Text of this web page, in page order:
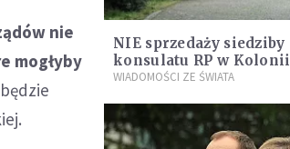
nie
mogłyby
NIE sprzedaży siedziby
konsulatu RP w Kolonii
WIADOMOŚCI ZE ŚWIATA